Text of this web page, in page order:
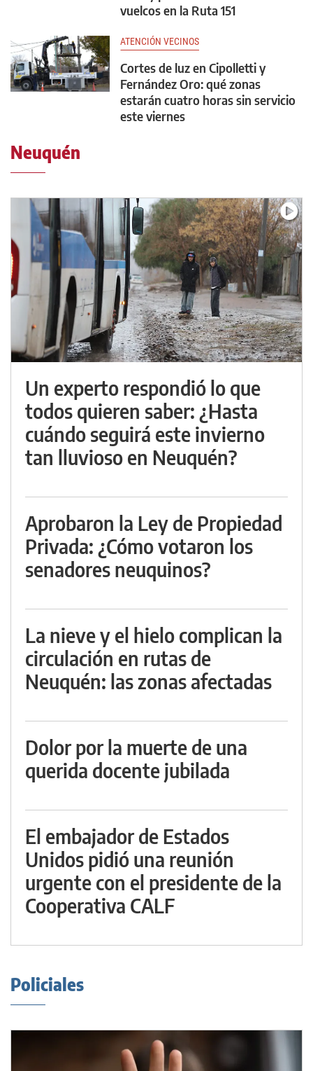
vuelcos en la Ruta 151
ATENCIÓN VECINOS
Cortes de luz en Cipolletti y
Fernández Oro: qué zonas
estarán cuatro horas sin servicio
este viernes
Neuquén
Un experto respondió lo que
todos quieren saber: ¿Hasta
cuándo seguirá este invierno
tan lluvioso en Neuquén?
Aprobaron la Ley de Propiedad
Privada: ¿Cómo votaron los
senadores neuquinos?
La nieve y el hielo complican la
circulación en rutas de
Neuquén: las zonas afectadas
Dolor por la muerte de una
querida docente jubilada
El embajador de Estados
Unidos pidió una reunión
urgente con el presidente de la
Cooperativa CALF
Policiales